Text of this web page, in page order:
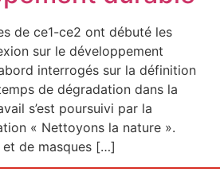
de ce1-ce2 ont débuté les
sur le développement
interrogés sur la définition
de dégradation dans la
s’est poursuivi par la
« Nettoyons la nature ».
de masques […]